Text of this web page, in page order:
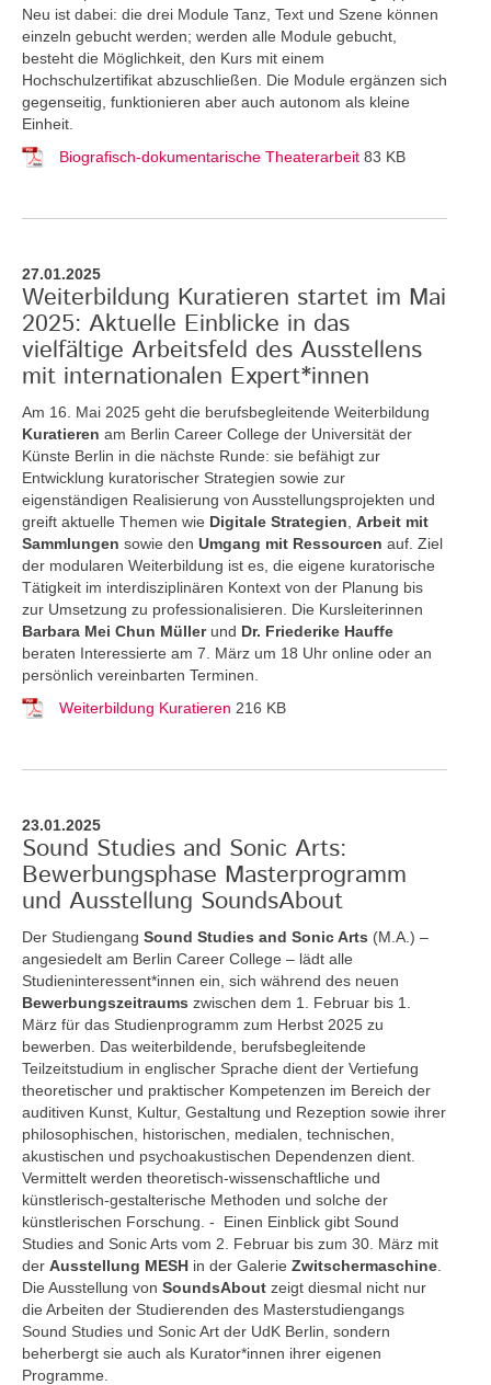
Neu ist dabei: die drei Module Tanz, Text und Szene können
einzeln gebucht werden; werden alle Module gebucht,
besteht die Möglichkeit, den Kurs mit einem
Hochschulzertifikat abzuschließen. Die Module ergänzen sich
gegenseitig, funktionieren aber auch autonom als kleine
Einheit.
Biografisch-dokumentarische Theaterarbeit 83 KB
27.01.2025
Weiterbildung Kuratieren startet im Mai
2025: Aktuelle Einblicke in das
vielfältige Arbeitsfeld des Ausstellens
mit internationalen Expert*innen
Am 16. Mai 2025 geht die berufsbegleitende Weiterbildung
Kuratieren am Berlin Career College der Universität der
Künste Berlin in die nächste Runde: sie befähigt zur
Entwicklung kuratorischer Strategien sowie zur
eigenständigen Realisierung von Ausstellungsprojekten und
greift aktuelle Themen wie Digitale Strategien Arbeit mit
Sammlungen sowie den Umgang mit Ressourcen auf. Ziel
der modularen Weiterbildung ist es, die eigene kuratorische
Tätigkeit im interdisziplinären Kontext von der Planung bis
zur Umsetzung zu professionalisieren. Die Kursleiterinnen
Barbara Mei Chun Müllerund Dr. Friederike Hauffe
beraten Interessierte am 7. März um 18 Uhr online oder an
persönlich vereinbarten Terminen.
Weiterbildung Kuratieren 216 KB
23.01.2025
Sound Studies and Sonic Arts:
Bewerbungsphase Masterprogramm
und Ausstellung SoundsAbout
Der Studiengang Sound Studies and Sonic Arts (M.A.) –
angesiedelt am Berlin Career College – lädt alle
Studieninteressent*innen ein, sich während des neuen
Bewerbungszeitraums zwischen dem 1. Februar bis 1.
März für das Studienprogramm zum Herbst 2025 zu
bewerben. Das weiterbildende, berufsbegleitende
Teilzeitstudium in englischer Sprache dient der Vertiefung
theoretischer und praktischer Kompetenzen im Bereich der
auditiven Kunst, Kultur, Gestaltung und Rezeption sowie ihrer
philosophischen, historischen, medialen, technischen,
akustischen und psychoakustischen Dependenzen dient.
Vermittelt werden theoretisch-wissenschaftliche und
künstlerisch-gestalterische Methoden und solche der
künstlerischen Forschung. - Einen Einblick gibt Sound
Studies and Sonic Arts vom 2. Februar bis zum 30. März mit
der Ausstellung MESH in der Galerie Zwitschermaschine
Die Ausstellung von SoundsAbout zeigt diesmal nicht nur
die Arbeiten der Studierenden des Masterstudiengangs
Sound Studies und Sonic Art der UdK Berlin, sondern
beherbergt sie auch als Kurator*innen ihrer eigenen
Programme.